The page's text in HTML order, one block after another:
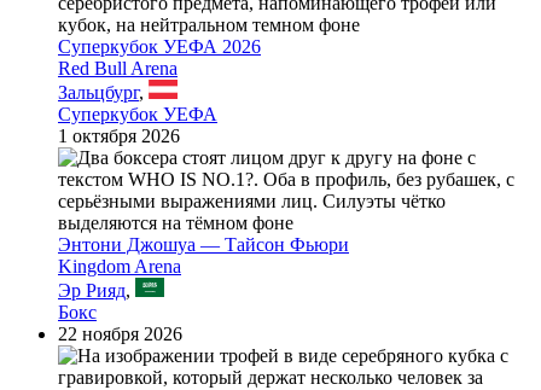
Суперкубок УЕФА 2026
Red Bull Arena
Зальцбург,
Суперкубок УЕФА
1 октября 2026
Энтони Джошуа — Тайсон Фьюри
Kingdom Arena
Эр Рияд,
Бокс
22 ноября 2026